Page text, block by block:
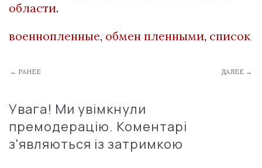
области.
военнопленные, обмен пленными, список
← РАНЕЕ ДАЛЕЕ →
Увага! Ми увімкнули
премодерацію. Коментарі
з'являються із затримкою